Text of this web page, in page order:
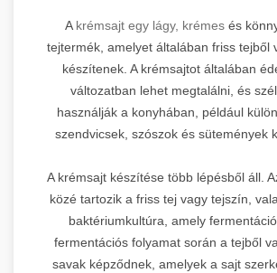
A krémsajt egy lágy, krémesés
tejtermék, amelyet általában friss tejből
készítenek. A krémsajtot általában
változatban lehet megtalálni, és
használják a konyhában, például
szendvicsek, szószok és sütemények
A krémsajt készítése több lépésből áll.
közé tartozik a friss tej vagy tejszín,
baktériumkultúra, amely
fermentációs folyamat során a tejből
savak képződnek, amelyek a sajt